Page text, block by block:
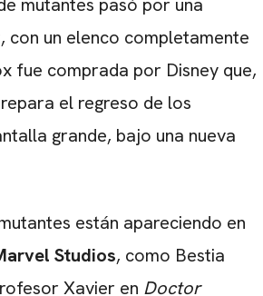
con un elenco completamente
fue comprada por Disney que,
el regreso de los
grande, bajo una nueva
están apareciendo en
Studios, como Bestia
Xavier en Doctor